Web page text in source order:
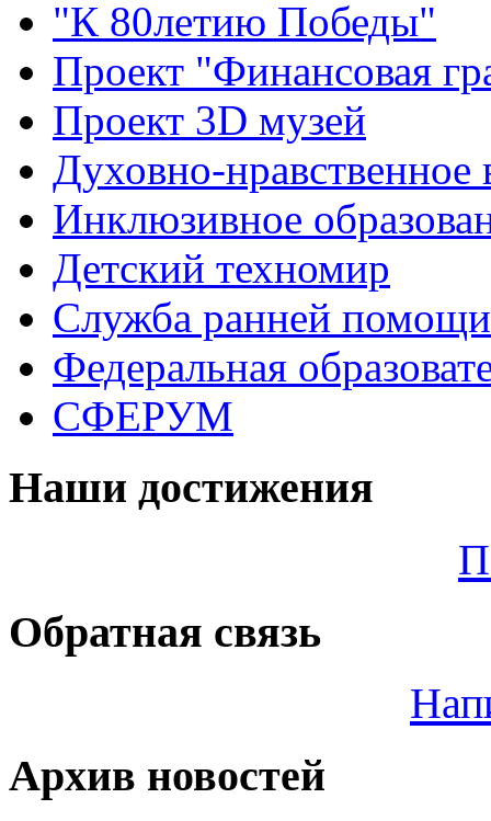
"К 80летию Победы"
Проект "Финансовая
Проект 3D музей
Духовно-нравственное
Инклюзивное
Детский техномир
Служба ранней помощи
Федеральная
СФЕРУМ
Наши достижения
Обратная связь
Архив новостей